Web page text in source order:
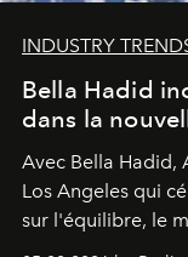
INDUSTRY
Bella Hadid
dans la
Avec Bella Hadid,
Los Angeles qui
sur l'équilibre, le